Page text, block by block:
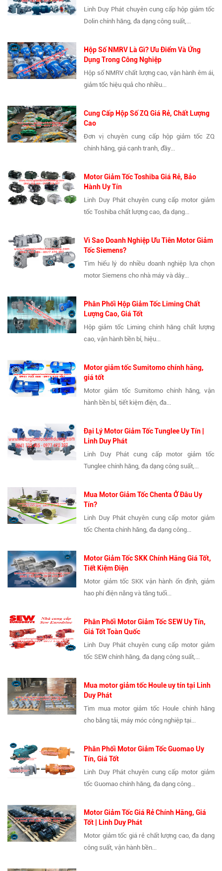
Linh Duy Phát chuyên cung cấp hộp giảm tốc
Dolin chính hãng, đa dạng công suất,...
Hộp Số NMRV Là Gì? Ưu Điểm Và Ứng
Dụng Trong Công Nghiệp
Hộp số NMRV chất lượng cao, vận hành êm ái,
giảm tốc hiệu quả cho nhiều...
Cung Cấp Hộp Số ZQ Giá Rẻ, Chất Lượng
Cao
Đơn vị chuyên cung cấp hộp giảm tốc ZQ
chính hãng, giá cạnh tranh, đầy...
Motor Giảm Tốc Toshiba Giá Rẻ, Bảo
Hành Uy Tín
Linh Duy Phát chuyên cung cấp motor giảm
tốc Toshiba chất lượng cao, đa dạng...
Vì Sao Doanh Nghiệp Ưu Tiên Motor Giảm
Tốc Siemens?
Tìm hiểu lý do nhiều doanh nghiệp lựa chọn
motor Siemens cho nhà máy và dây...
Phân Phối Hộp Giảm Tốc Liming Chất
Lượng Cao, Giá Tốt
Hộp giảm tốc Liming chính hãng chất lượng
cao, vận hành bền bỉ, hiệu...
Motor giảm tốc Sumitomo chính hãng,
giá tốt
Motor giảm tốc Sumitomo chính hãng, vận
hành bền bỉ, tiết kiệm điện, đa...
Đại Lý Motor Giảm Tốc Tunglee Uy Tín |
Linh Duy Phát
Linh Duy Phát cung cấp motor giảm tốc
Tunglee chính hãng, đa dạng công suất,...
Mua Motor Giảm Tốc Chenta Ở Đâu Uy
Tín?
Linh Duy Phát chuyên cung cấp motor giảm
tốc Chenta chính hãng, đa dạng công...
Motor Giảm Tốc SKK Chính Hãng Giá Tốt,
Tiết Kiệm Điện
Motor giảm tốc SKK vận hành ổn định, giảm
hao phí điện năng và tăng tuổi...
Phân Phối Motor Giảm Tốc SEW Uy Tín,
Giá Tốt Toàn Quốc
Linh Duy Phát chuyên cung cấp motor giảm
tốc SEW chính hãng, đa dạng công suất,...
Mua motor giảm tốc Houle uy tín tại Linh
Duy Phát
Tìm mua motor giảm tốc Houle chính hãng
cho băng tải, máy móc công nghiệp tại...
Phân Phối Motor Giảm Tốc Guomao Uy
Tín, Giá Tốt
Linh Duy Phát chuyên cung cấp motor giảm
tốc Guomao chính hãng, đa dạng công...
Motor Giảm Tốc Giá Rẻ Chính Hãng, Giá
Tốt | Linh Duy Phát
Motor giảm tốc giá rẻ chất lượng cao, đa dạng
công suất, vận hành bền...